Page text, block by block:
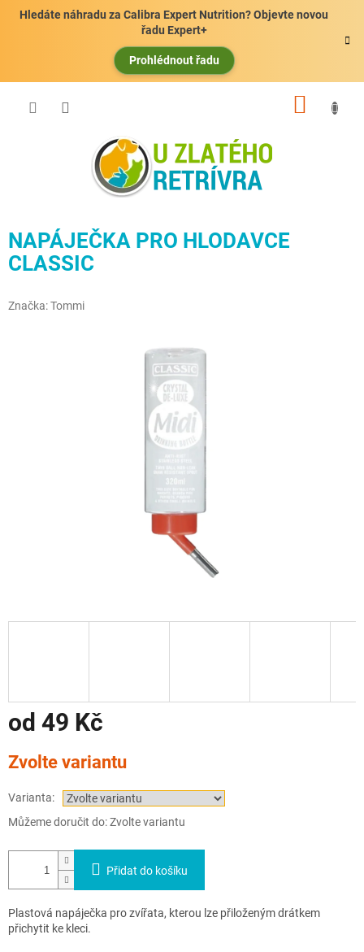
Hledáte náhradu za Calibra Expert Nutrition? Objevte novou
řadu Expert+
Prohlédnout řadu
NAPÁJEČKA PRO HLODAVCE
CLASSIC
Značka:Tommi
od 49 Kč
cena:
Zvolte variantu
Varianta:
Můžeme doručit do:Zvolte variantu
Přidat do košíku
Plastová napáječka pro zvířata, kterou lze přiloženým drátkem
přichytit ke kleci.